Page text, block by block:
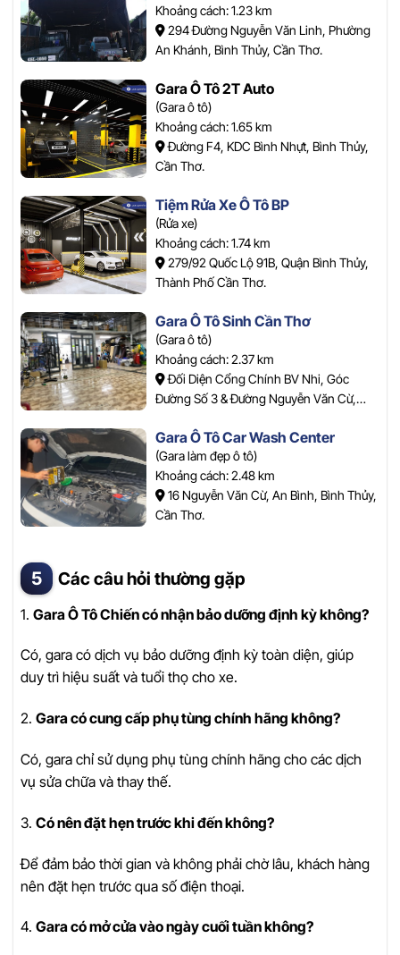
Khoảng cách: 1.23 km
294 Đường Nguyễn Văn Linh, Phường
An Khánh, Bình Thủy, Cần Thơ.
Gara Ô Tô 2T Auto
(Gara ô tô)
Khoảng cách: 1.65 km
Đường F4, KDC Bình Nhựt, Bình Thủy,
Cần Thơ.
Tiệm Rửa Xe Ô Tô BP
(Rửa xe)
Khoảng cách: 1.74 km
279/92 Quốc Lộ 91B, Quận Bình Thủy,
Thành Phố Cần Thơ.
Gara Ô Tô Sinh Cần Thơ
(Gara ô tô)
Khoảng cách: 2.37 km
Đối Diện Cổng Chính BV Nhi, Góc
Đường Số 3 & Đường Nguyễn Văn Cừ,
Gara Ô Tô Car Wash Center
(Gara làm đẹp ô tô)
Khoảng cách: 2.48 km
16 Nguyễn Văn Cừ, An Bình, Bình Thủy,
Cần Thơ.
Các câu hỏi thường gặp
1. Gara Ô Tô Chiến có nhận bảo dưỡng định kỳ không?
Có, gara có dịch vụ bảo dưỡng định kỳ toàn diện, giúp
duy trì hiệu suất và tuổi thọ cho xe.
2. Gara có cung cấp phụ tùng chính hãng không?
Có, gara chỉ sử dụng phụ tùng chính hãng cho các dịch
vụ sửa chữa và thay thế.
3. Có nên đặt hẹn trước khi đến không?
Để đảm bảo thời gian và không phải chờ lâu, khách hàng
nên đặt hẹn trước qua số điện thoại.
4. Gara có mở cửa vào ngày cuối tuần không?